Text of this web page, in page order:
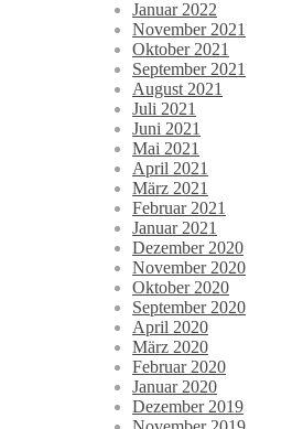
Januar 2022
November 2021
Oktober 2021
September 2021
August 2021
Juli 2021
Juni 2021
Mai 2021
April 2021
März 2021
Februar 2021
Januar 2021
Dezember 2020
November 2020
Oktober 2020
September 2020
April 2020
März 2020
Februar 2020
Januar 2020
Dezember 2019